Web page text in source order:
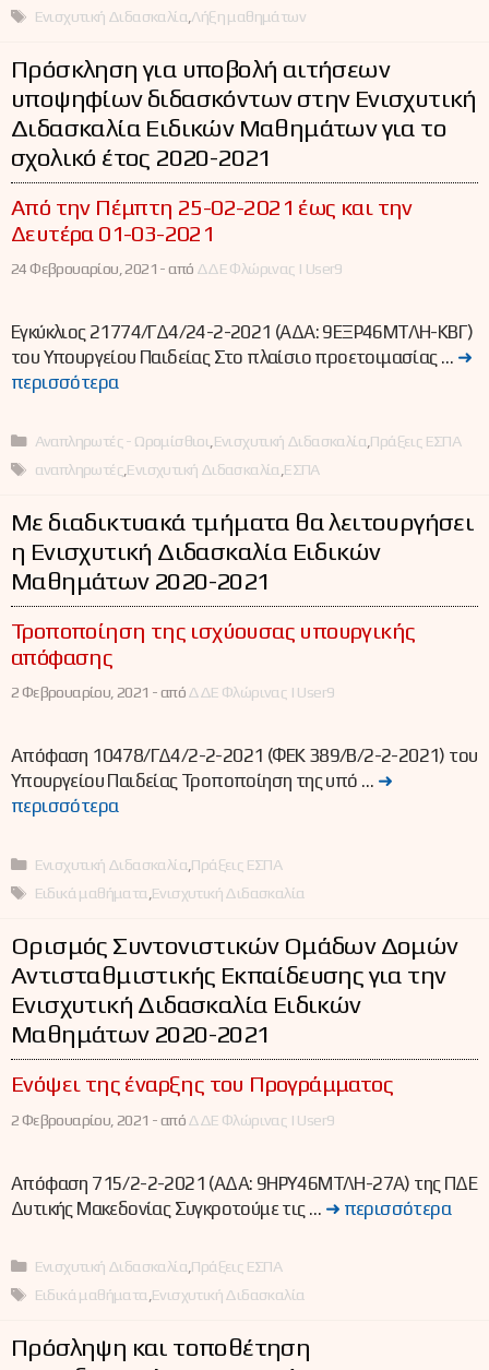
Ετικέτες
Ενισχυτική Διδασκαλία Λήξη μαθημάτων
Πρόσκληση για υποβολή αιτήσεων
υποψηφίων διδασκόντων στην Ενισχυτική
Διδασκαλία Ειδικών Μαθημάτων για το
σχολικό έτος 2020-2021
Από την Πέμπτη 25-02-2021 έως και την
Δευτέρα 01-03-2021
24 Φεβρουαρίου, 2021 -από ΔΔΕ Φλώρινας | User9
Εγκύκλιος 21774/ΓΔ4/24-2-2021 (ΑΔΑ: 9ΕΞΡ46ΜΤΛΗ-ΚΒΓ)
του Υπουργείου Παιδείας Στο πλαίσιο προετοιμασίας … ➜
περισσότερα
Κατηγορίες
Αναπληρωτές - Ωρομίσθιοι Ενισχυτική Διδασκαλία Πράξεις ΕΣΠΑ
Ετικέτες
αναπληρωτές Ενισχυτική Διδασκαλία ΕΣΠΑ
Με διαδικτυακά τμήματα θα λειτουργήσει
η Ενισχυτική Διδασκαλία Ειδικών
Μαθημάτων 2020-2021
Τροποποίηση της ισχύουσας υπουργικής
απόφασης
2 Φεβρουαρίου, 2021 -απόΔΔΕ Φλώρινας | User9
Απόφαση 10478/ΓΔ4/2-2-2021 (ΦΕΚ 389/Β/2-2-2021) του
Υπουργείου Παιδείας Τροποποίηση της υπό … ➜
περισσότερα
Κατηγορίες
Ενισχυτική Διδασκαλία Πράξεις ΕΣΠΑ
Ετικέτες
Ειδικά μαθήματα Ενισχυτική Διδασκαλία
Ορισμός Συντονιστικών Ομάδων Δομών
Αντισταθμιστικής Εκπαίδευσης για την
Ενισχυτική Διδασκαλία Ειδικών
Μαθημάτων 2020-2021
Ενόψει της έναρξης του Προγράμματος
2 Φεβρουαρίου, 2021 -απόΔΔΕ Φλώρινας | User9
Απόφαση 715/2-2-2021 (ΑΔΑ: 9ΗΡΥ46ΜΤΛΗ-27Α) της ΠΔΕ
Δυτικής Μακεδονίας Συγκροτούμε τις … ➜ περισσότερα
Κατηγορίες
Ενισχυτική Διδασκαλία,Πράξεις ΕΣΠΑ
Ετικέτες
Ειδικά μαθήματα,Ενισχυτική Διδασκαλία
Πρόσληψη και τοποθέτηση